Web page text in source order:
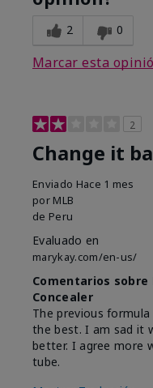
2 0
Marcar esta
2
Change it
Enviado Hace 1 mes
por MLB
de Peru
Evaluado en
marykay.com/en-us/
Comentarios
Concealer
The previous
the best. I am sad it
better. I agree more
tube.